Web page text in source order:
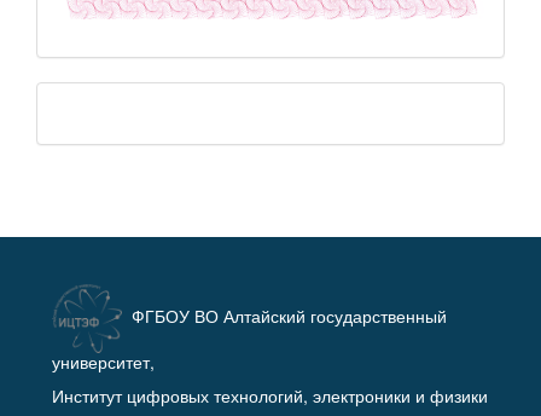
ФГБОУ ВО Алтайский государственный
университет,
Институт цифровых технологий, электроники и физики